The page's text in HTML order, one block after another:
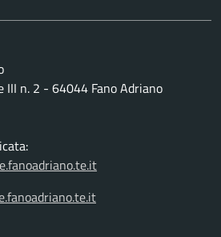
III n. 2 - 64044 Fano Adriano